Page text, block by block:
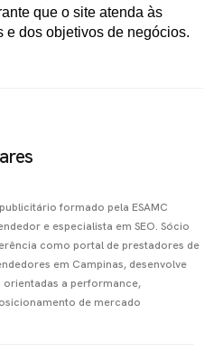
que o site atenda às
e dos objetivos de negócios.
formado pela ESAMC
e especialista em SEO. Sócio
como portal de prestadores de
em Campinas, desenvolve
orientadas a performance,
de mercado